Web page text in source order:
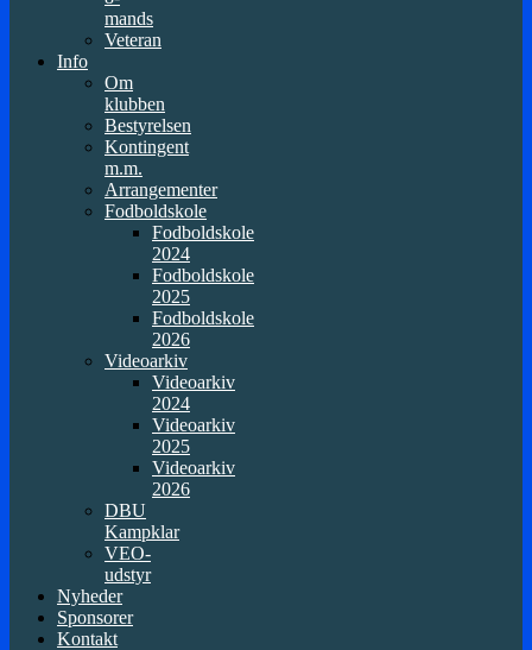
mands
Veteran
Info
Om
klubben
Bestyrelsen
Kontingent
m.m.
Arrangementer
Fodboldskole
Fodboldskole
2024
Fodboldskole
2025
Fodboldskole
2026
Videoarkiv
Videoarkiv
2024
Videoarkiv
2025
Videoarkiv
2026
DBU
Kampklar
VEO-
udstyr
Nyheder
Sponsorer
Kontakt